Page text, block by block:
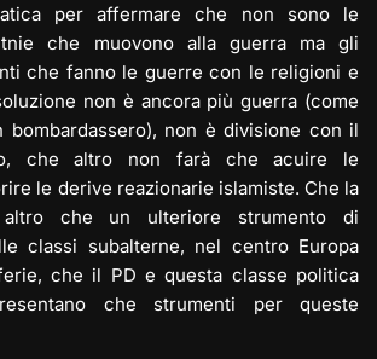
per affermare che non sono le
che muovono alla guerra ma gli
che fanno le guerre con le religioni e
non è ancora più guerra (come
bombardassero), non è divisione con il
che altro non farà che acuire le
le derive reazionarie islamiste. Che la
che un ulteriore strumento di
classi subalterne, nel centro Europa
che il PD e questa classe politica
che strumenti per queste